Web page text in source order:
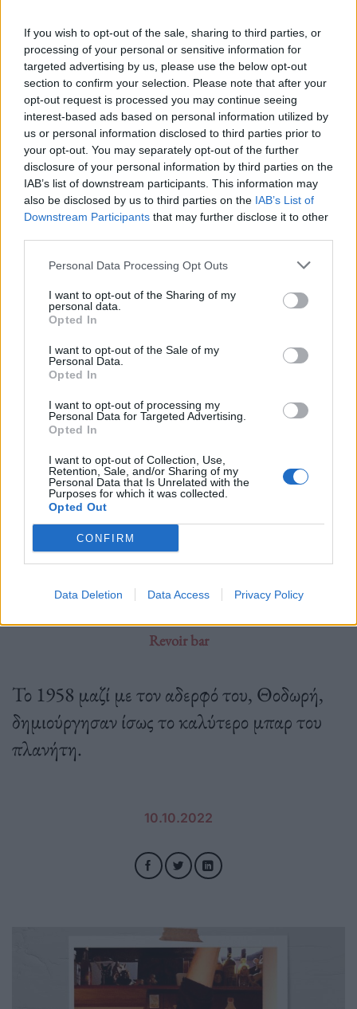
If you wish to opt-out of the sale, sharing to third parties, or
processing of your personal or sensitive information for
targeted advertising by us, please use the below opt-out
section to confirm your selection. Please note that after your
opt-out request is processed you may continue seeing
interest-based ads based on personal information utilized by
us or personal information disclosed to third parties prior to
your opt-out. You may separately opt-out of the further
disclosure of your personal information by third parties on the
IAB’s list of downstream participants. This information may
also be disclosed by us to third parties on the IAB’s List of
Downstream Participants that may further disclose it to other
Personal Data Processing Opt Outs
I want to opt-out of the Sharing of my
personal data.
Opted In
I want to opt-out of the Sale of my
Personal Data.
Opted In
I want to opt-out of processing my
Personal Data for Targeted Advertising.
Opted In
I want to opt-out of Collection, Use,
Retention, Sale, and/or Sharing of my
Personal Data that Is Unrelated with the
Purposes for which it was collected.
Opted Out
CONFIRM
Data Deletion Data Access Privacy Policy
Φωτ.: Κική Παπαδοπούλου / Olafaq
Το Olafaq συνάντησε τον ιδιοκτήτη του Red Sea:
Reggae House – Το μαγαζί / σπίτι που είναι
με αγάπη από πελάτες-φίλους.
Διαβάστε περισσότερα
Δημοσιεύθηκε σεΣυνεντεύξεις
, Διασκέδαση, μπαρ,νυχτερινή διασκέδαση
Τρόπος Ζωής
Revoir bar
Το 1958 μαζί με τον αδερφό του, Θοδωρή,
δημιούργησαν ίσως το καλύτερο μπαρ του
πλανήτη.
10.10.2022